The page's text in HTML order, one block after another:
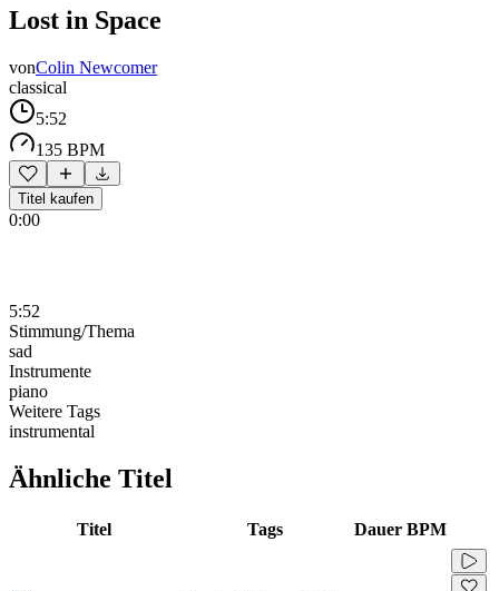
Lost in Space
vonColin Newcomer
classical
5:52
135 BPM
Titel kaufen
0:00
5:52
Stimmung/Thema
sad
Instrumente
piano
Weitere Tags
instrumental
Ähnliche Titel
Titel Tags Dauer BPM